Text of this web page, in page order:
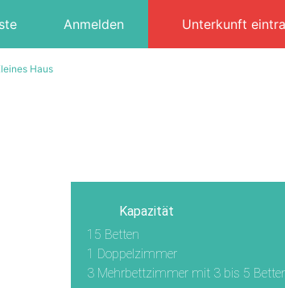
Anmelden Unterkunft
Haus
Kapazität
15 Betten
1 Doppelzimmer
3 Mehrbettzimmer mit 3 bis 5